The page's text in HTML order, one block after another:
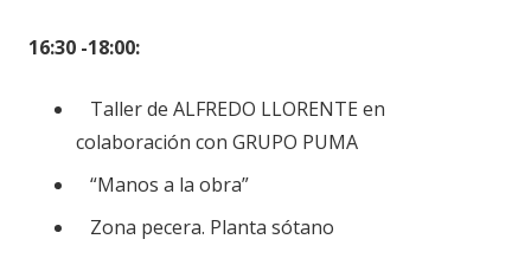
16:30 -18:00:
Taller de ALFREDO LLORENTE en
colaboración con GRUPO PUMA
“Manos a la obra”
Zona pecera. Planta sótano